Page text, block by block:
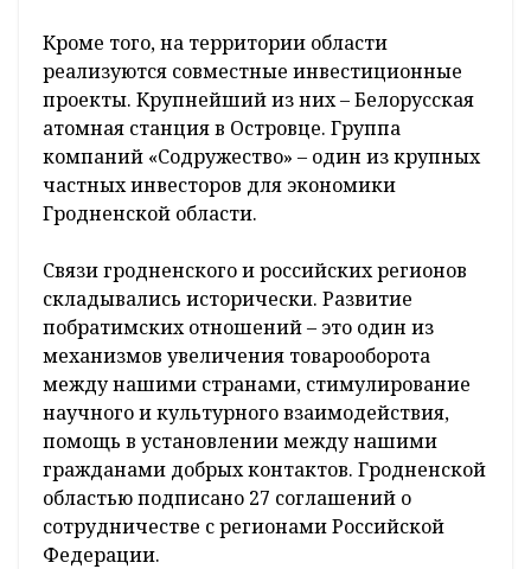
Кроме того, на территории области
реализуются совместные инвестиционные
проекты. Крупнейший из них – Белорусская
атомная станция в Островце. Группа
компаний «Содружество» – один из крупных
частных инвесторов для экономики
Гродненской области.
Связи гродненского и российских регионов
складывались исторически. Развитие
побратимских отношений – это один из
механизмов увеличения товарооборота
между нашими странами, стимулирование
научного и культурного взаимодействия,
помощь в установлении между нашими
гражданами добрых контактов. Гродненской
областью подписано 27 соглашений о
сотрудничестве с регионами Российской
Федерации.